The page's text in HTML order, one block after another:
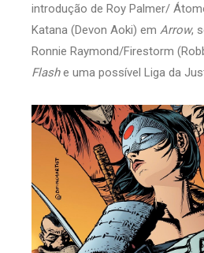
introdução de Roy Palmer/
Katana (Devon Aoki) em Arrow,
Ronnie Raymond/Firestorm
Flashe uma possível Liga da